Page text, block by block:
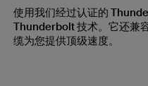
使用我们经过认证的
Thunderbolt 技术。它还兼
缆为您提供顶级速度。